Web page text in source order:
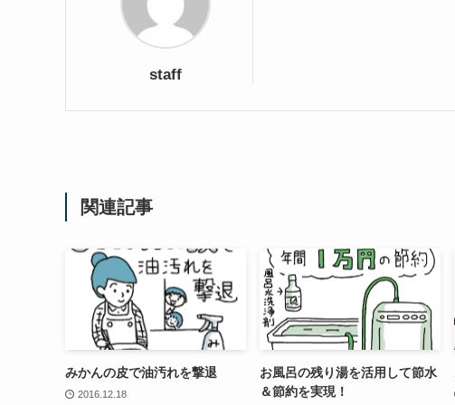
staff
関連記事
みかんの皮で油汚れを撃退
2016.12.18
お風呂の残り湯を活用して節水
＆節約を実現！